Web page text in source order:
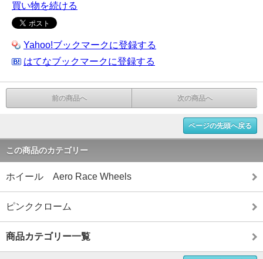
買い物を続ける
Yahoo!ブックマークに登録する
はてなブックマークに登録する
前の商品へ 次の商品へ
ページの先頭へ戻る
この商品のカテゴリー
ホイール Aero Race Wheels
ピンククローム
商品カテゴリー一覧